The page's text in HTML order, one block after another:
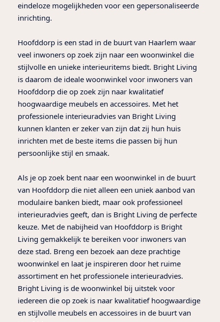
eindeloze mogelijkheden voor een gepersonaliseerde
inrichting.
Hoofddorp is een stad in de buurt van Haarlem waar
veel inwoners op zoek zijn naar een woonwinkel die
stijlvolle en unieke interieuritems biedt. Bright Living
is daarom de ideale woonwinkel voor inwoners van
Hoofddorp die op zoek zijn naar kwalitatief
hoogwaardige meubels en accessoires. Met het
professionele interieuradvies van Bright Living
kunnen klanten er zeker van zijn dat zij hun huis
inrichten met de beste items die passen bij hun
persoonlijke stijl en smaak.
Als je op zoek bent naar een woonwinkel in de buurt
van Hoofddorp die niet alleen een uniek aanbod van
modulaire banken biedt, maar ook professioneel
interieuradvies geeft, dan is Bright Living de perfecte
keuze. Met de nabijheid van Hoofddorp is Bright
Living gemakkelijk te bereiken voor inwoners van
deze stad. Breng een bezoek aan deze prachtige
woonwinkel en laat je inspireren door het ruime
assortiment en het professionele interieuradvies.
Bright Living is de woonwinkel bij uitstek voor
iedereen die op zoek is naar kwalitatief hoogwaardige
en stijlvolle meubels en accessoires in de buurt van